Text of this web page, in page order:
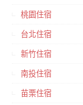
桃園住宿
台北住宿
新竹住宿
南投住宿
苗栗住宿